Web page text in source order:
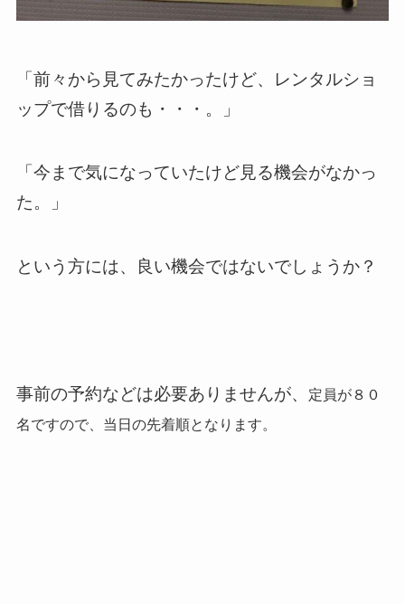
「前々から見てみたかったけど、レンタルショ
ップで借りるのも・・・。」
「今まで気になっていたけど見る機会がなかっ
た。」
という方には、良い機会ではないでしょうか？
事前の予約などは必要ありませんが、
定員が８０
名ですので、当日の先着順となります。